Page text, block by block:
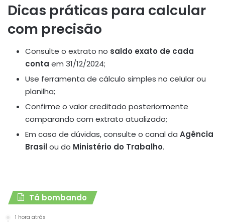
Dicas práticas para calcular
com precisão
Consulte o extrato no saldo exato de cada
conta em 31/12/2024;
Use ferramenta de cálculo simples no celular ou
planilha;
Confirme o valor creditado posteriormente
comparando com extrato atualizado;
Em caso de dúvidas, consulte o canal da Agência
Brasilou do Ministério do Trabalho.
Tá bombando
1 hora atrás